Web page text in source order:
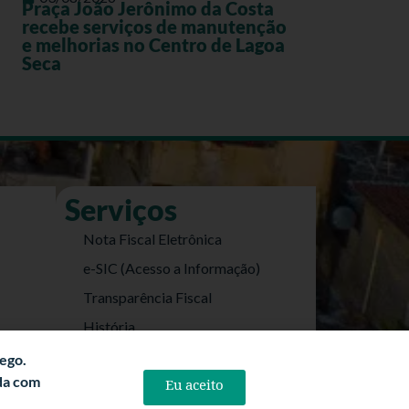
Praça João Jerônimo da Costa
recebe serviços de manutenção
e melhorias no Centro de Lagoa
Seca
Serviços
Nota Fiscal Eletrônica
e-SIC (Acesso a Informação)
Transparência Fiscal
História
Politica de Privacidade
com
Eu aceito